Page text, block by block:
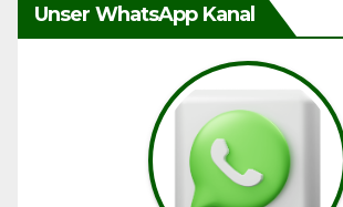
Unser WhatsApp Kanal